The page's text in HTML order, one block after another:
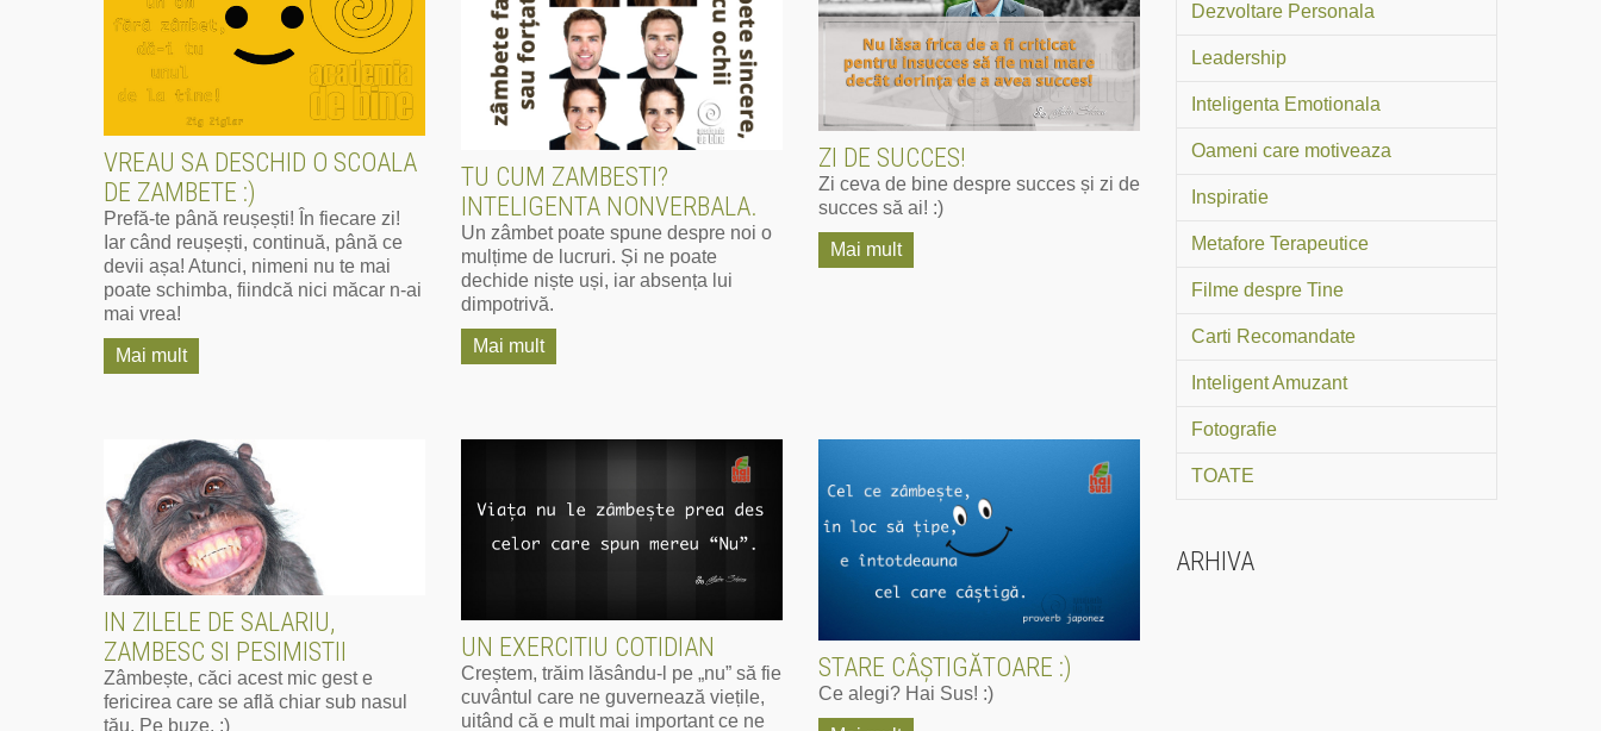
VREAU SA DESCHID O SCOALA
DE ZAMBETE :)
Prefă-te până reușești! În fiecare zi!
Iar când reușești, continuă, până ce
devii așa! Atunci, nimeni nu te mai
poate schimba, fiindcă nici măcar n-ai
mai vrea!
Mai mult
TU CUM ZAMBESTI?
INTELIGENTA NONVERBALA.
Un zâmbet poate spune despre noi o
mulțime de lucruri. Și ne poate
dechide niște uși, iar absența lui
dimpotrivă.
Mai mult
ZI DE SUCCES!
Zi ceva de bine despre succes și zi de
succes să ai! :)
Mai mult
IN ZILELE DE SALARIU,
ZAMBESC SI PESIMISTII
Zâmbește, căci acest mic gest e
fericirea care se află chiar sub nasul
tău. Pe buze. :)
UN EXERCITIU COTIDIAN
Creștem, trăim lăsându-l pe „nu” să fie
cuvântul care ne guvernează viețile,
uitând că e mult mai important ce ne
STARE CÂȘTIGĂTOARE :)
Ce alegi? Hai Sus! :)
Dezvoltare Personala
Leadership
Inteligenta Emotionala
Oameni care motiveaza
Inspiratie
Metafore Terapeutice
Filme despre Tine
Carti Recomandate
Inteligent Amuzant
Fotografie
TOATE
ARHIVA